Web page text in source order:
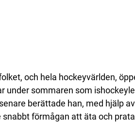
och hela hockeyvärlden,
under sommaren som
berättade han, med hjälp
förmågan att äta och